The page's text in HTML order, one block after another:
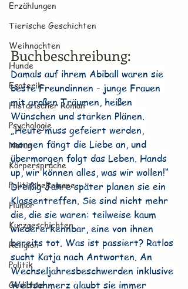
Erzählungen
Tierische Geschichten
Weihnachten
Hunde
Esoterik
Historischer Roman
Psychologie
Natur
Körpersprache
PolitischeRomane
Humor
Kurzgeschichten
Religion
Politik
Gedichte
Buchbeschreibung:
Damals auf ihrem Abiball waren sie
beste Freundinnen - junge Frauen
mit großen Träumen, heißen
Wünschen und starken Plänen.
„Heute muss gefeiert werden,
morgen fängt die Liebe an, und
übermorgen folgt das Leben. Hands
up, wir können alles, was wir wollen!“
Dreißig Jahre später planen sie ein
Klassentreffen. Sie sind nicht mehr
die, die sie waren: teilweise kaum
wiedererkennbar, eine von ihnen
bereits tot. Was ist passiert? Ratlos
sucht Katja nach Antworten. An
Wechseljahresbeschwerden inklusive
Weltschmerz glaubt sie immer